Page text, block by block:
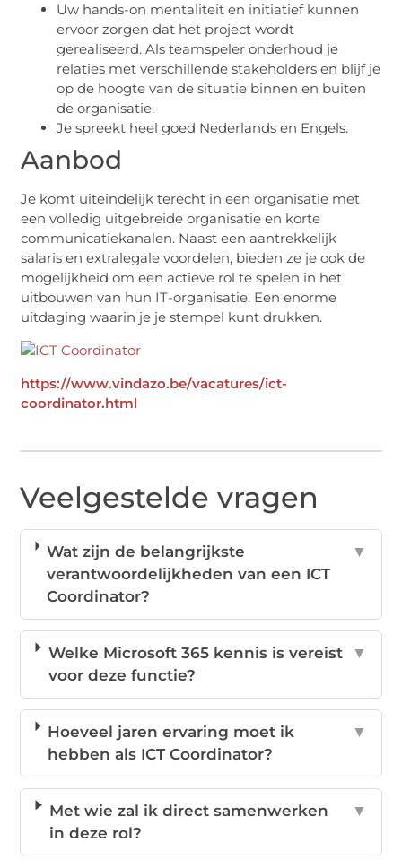
Uw hands-on mentaliteit en initiatief kunnen
ervoor zorgen dat het project wordt
gerealiseerd. Als teamspeler onderhoud je
relaties met verschillende stakeholders en blijf je
op de hoogte van de situatie binnen en buiten
de organisatie.
Je spreekt heel goed Nederlands en Engels.
Aanbod
Je komt uiteindelijk terecht in een organisatie met
een volledig uitgebreide organisatie en korte
communicatiekanalen. Naast een aantrekkelijk
salaris en extralegale voordelen, bieden ze je ook de
mogelijkheid om een ​​actieve rol te spelen in het
uitbouwen van hun IT-organisatie. Een enorme
uitdaging waarin je je stempel kunt drukken.
https://www.vindazo.be/vacatures/ict-
coordinator.html
Veelgestelde vragen
Wat zijn de belangrijkste
verantwoordelijkheden van een ICT
Coordinator?
▼
Welke Microsoft 365 kennis is vereist
voor deze functie?
▼
Hoeveel jaren ervaring moet ik
hebben als ICT Coordinator?
▼
Met wie zal ik direct samenwerken
in deze rol?
▼